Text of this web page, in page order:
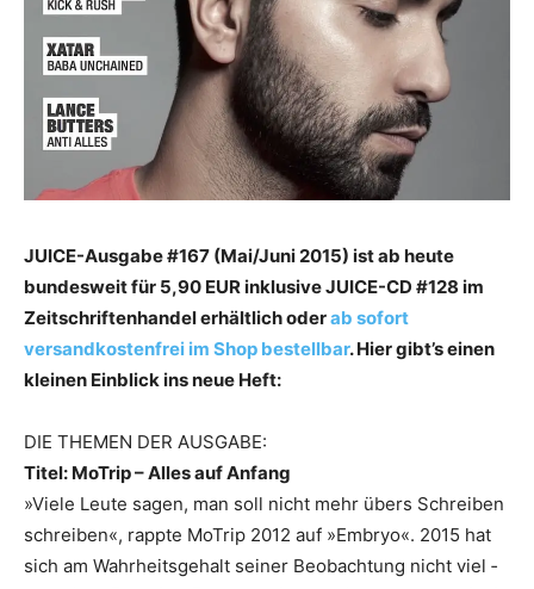
JUICE-Ausgabe #167 (Mai/Juni 2015) ist ab heute
bundesweit für 5,90 EUR inklusive JUICE-CD #128 im
Zeitschriftenhandel erhältlich oderab sofort
versandkostenfrei im Shop bestellbar. Hier gibt’s einen
kleinen Einblick ins neue Heft:
DIE THEMEN DER AUSGABE:
Titel: MoTrip – Alles auf Anfang
»Viele Leute sagen, man soll nicht mehr übers Schreiben
schreiben«, rappte MoTrip 2012 auf »Embryo«. 2015 hat
sich am Wahrheitsgehalt seiner Beobachtung nicht viel ­